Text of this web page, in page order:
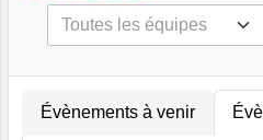
Évènements à venir